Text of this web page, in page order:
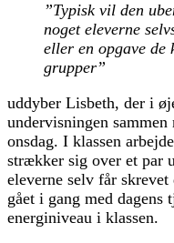
”Typisk vil den
noget eleverne
eller en opgave de
grupper”
uddyber Lisbeth, der i
undervisningen
onsdag. I klassen
strækker sig over et par
eleverne selv får
gået i gang med
energiniveau i klassen.